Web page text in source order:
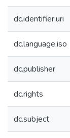
dc.identifier.uri
dc.language.iso
dc.publisher
dc.rights
dc.subject